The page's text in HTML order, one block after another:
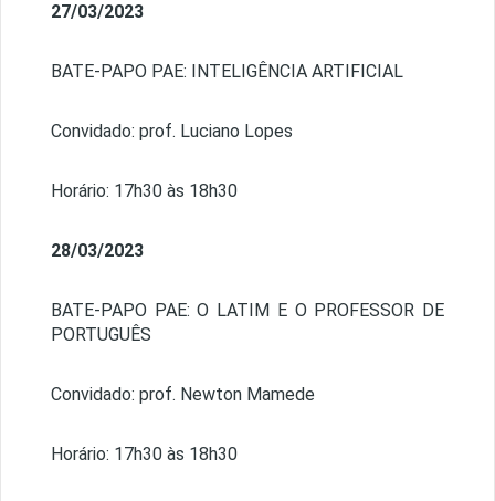
27/03/2023
BATE-PAPO PAE: INTELIGÊNCIA ARTIFICIAL
Convidado: prof. Luciano Lopes
Horário: 17h30 às 18h30
28/03/2023
BATE-PAPO PAE: O LATIM E O PROFESSOR DE
PORTUGUÊS
Convidado: prof. Newton Mamede
Horário: 17h30 às 18h30